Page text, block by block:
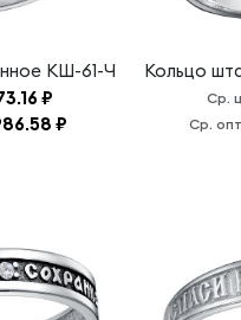
КШ-61-Ч
₽
₽
Кольцо
Ср.
Ср.